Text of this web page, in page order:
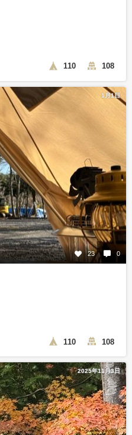
110 108
1月1日
23 0
110 108
2025年11月3日